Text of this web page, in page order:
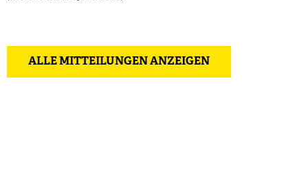
ALLE MITTEILUNGEN ANZEIGEN